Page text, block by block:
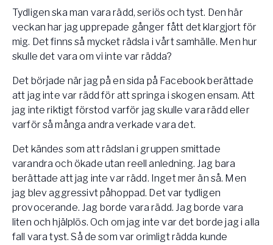
Vården – Yogobe Health & Care
Så stöttar Yogobe patienter, förskrivare och sjukvården
FaR
Fysisk aktivitet på recept
Stöd till arbetsgivare, försäkringsbolag & organisationer
Arbetsgivare
Pausa Smart
Yogobe för yogalärare
Hotell & Konferens
Tydligen ska man vara rädd, seriös och tyst. Den här
veckan har jag upprepade gånger fått det klargjort för
mig. Det finns så mycket rädsla i vårt samhälle. Men hur
skulle det vara om vi inte var rädda?
Det började när jag på en sida på Facebook berättade
att jag inte var rädd för att springa i skogen ensam. Att
jag inte riktigt förstod varför jag skulle vara rädd eller
varför så många andra verkade vara det.
Det kändes som att rädslan i gruppen smittade
varandra och ökade utan reell anledning. Jag bara
berättade att jag inte var rädd. Inget mer än så. Men
jag blev aggressivt påhoppad. Det var tydligen
provocerande. Jag borde vara rädd. Jag borde vara
liten och hjälplös. Och om jag inte var det borde jag i alla
fall vara tyst. Så de som var orimligt rädda kunde